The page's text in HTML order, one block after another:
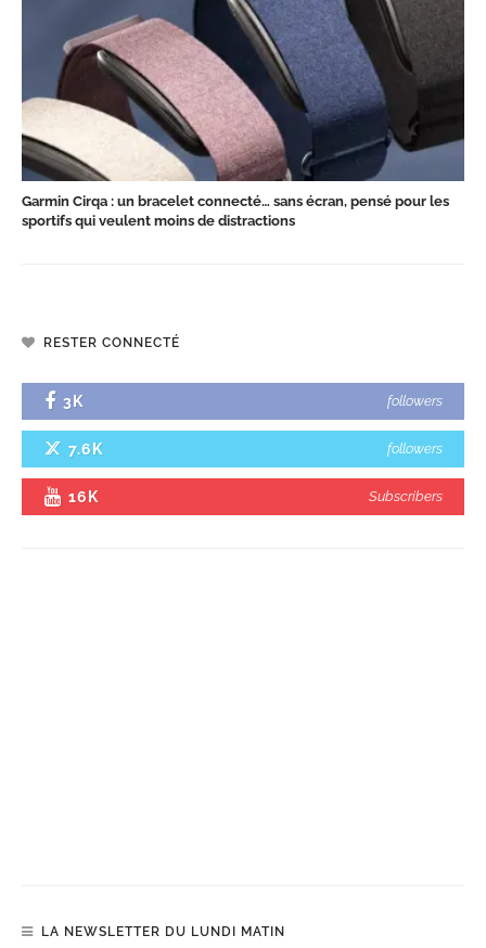
Garmin Cirqa : un bracelet connecté… sans écran, pensé pour les
sportifs qui veulent moins de distractions
RESTER CONNECTÉ
3K followers
7.6K followers
16K Subscribers
LA NEWSLETTER DU LUNDI MATIN